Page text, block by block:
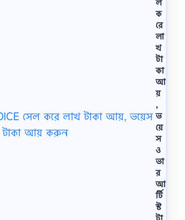
ক
রে
লা
খ
টা
কা
আ
য়
,
ভ
য়ে
স
ও
ভা
র
আ
র্টি
স্ট
টা